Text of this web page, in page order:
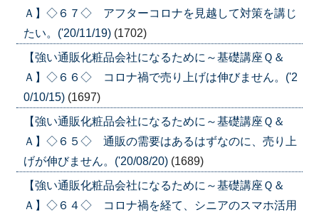
Ａ】◇６７◇ アフターコロナを見越して対策を講じ
たい。('20/11/19) (1702)
【強い通販化粧品会社になるために～基礎講座Ｑ＆
Ａ】◇６６◇ コロナ禍で売り上げは伸びません。('2
0/10/15) (1697)
【強い通販化粧品会社になるために～基礎講座Ｑ＆
Ａ】◇６５◇ 通販の需要はあるはずなのに、売り上
げが伸びません。('20/08/20) (1689)
【強い通販化粧品会社になるために～基礎講座Ｑ＆
Ａ】◇６４◇ コロナ禍を経て、シニアのスマホ活用